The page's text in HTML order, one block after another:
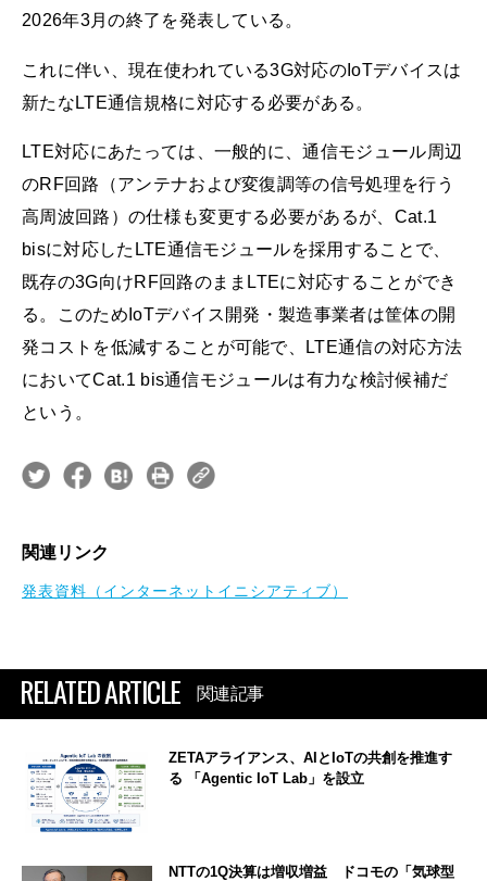
2026年3月の終了を発表している。
これに伴い、現在使われている3G対応のIoTデバイスは
新たなLTE通信規格に対応する必要がある。
LTE対応にあたっては、一般的に、通信モジュール周辺
のRF回路（アンテナおよび変復調等の信号処理を行う
高周波回路）の仕様も変更する必要があるが、Cat.1
bisに対応したLTE通信モジュールを採用することで、
既存の3G向けRF回路のままLTEに対応することができ
る。このためIoTデバイス開発・製造事業者は筐体の開
発コストを低減することが可能で、LTE通信の対応方法
においてCat.1 bis通信モジュールは有力な検討候補だ
という。
関連リンク
発表資料（インターネットイニシアティブ）
RELATED ARTICLE 関連記事
ZETAアライアンス、AIとIoTの共創を推進す
る 「Agentic IoT Lab」を設立
NTTの1Q決算は増収増益 ドコモの「気球型